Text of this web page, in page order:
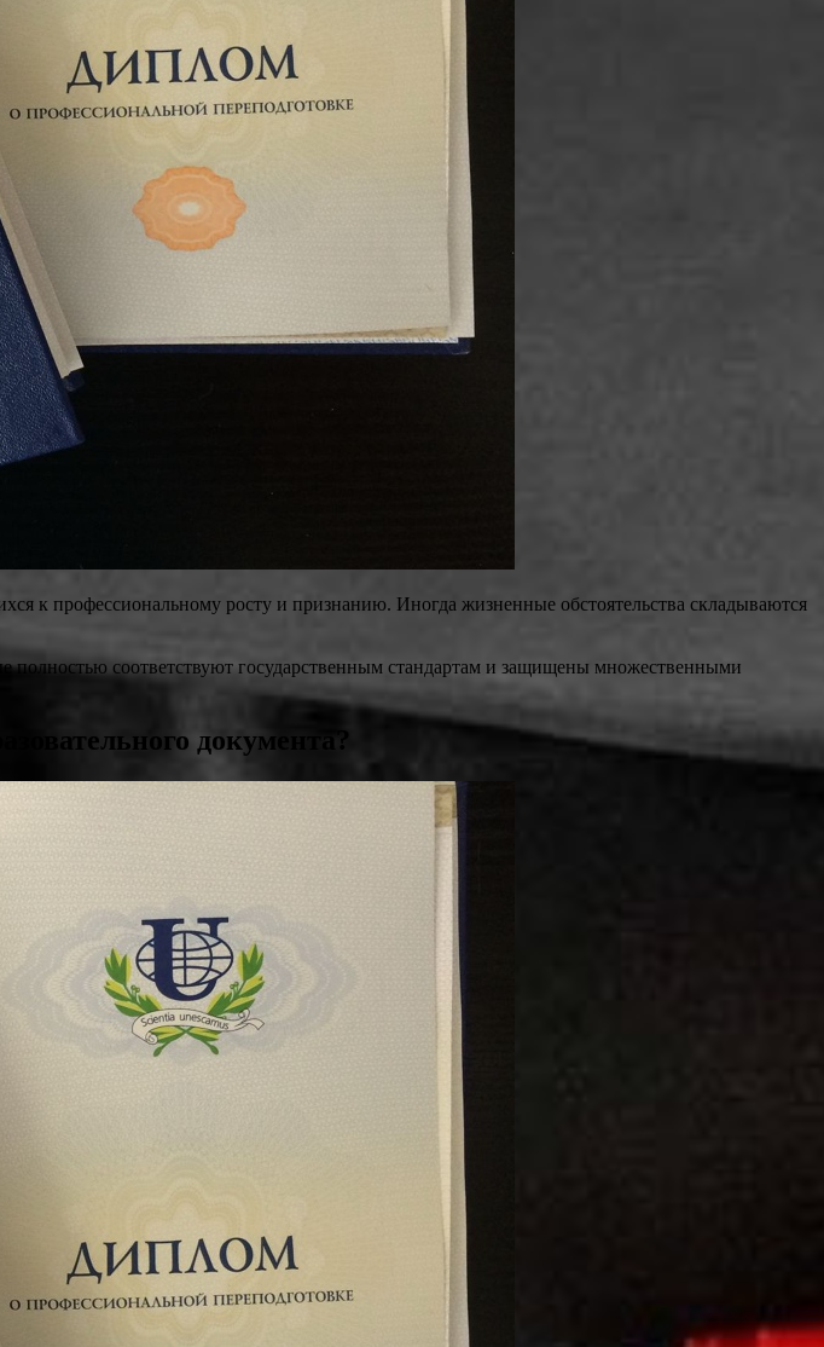
к профессиональному росту и признанию. Иногда жизненные обстоятельства складываются
полностью соответствуют государственным стандартам и защищены множественными
документа?